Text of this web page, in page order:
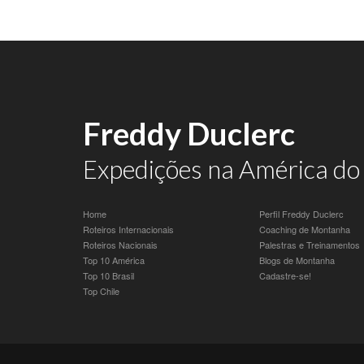
Freddy Duclerc
Expedições na América
Home
Roteiros Internacionais
Roteiros Nacionais
Top 10 América
Top 10 Brasil
Top Chile
Perfil Freddy Duclerc
Coaching de Montanha
Palestras e Treinamentos
Blogs de Montanha
Cadastre-se!